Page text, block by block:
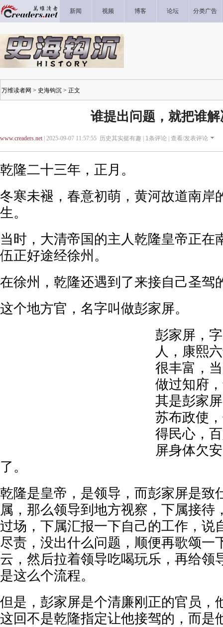
新闻 视频 博客 论坛 分类广告
万维读者网 > 史海钩沉 > 正文
谁提出问题，就把谁解
www.creaders.net| 2025-09-07 11:57:55 历史其实挺有趣 | 1条评论 | 查看/发表评论
乾隆二十三年，正月。
冬寒未褪，春意初萌，黄河故道南岸
生。
当时，大清帝国的主人乾隆皇帝正在
伍正好途经徐州。
在徐州，乾隆还遇到了来接自己圣驾
这个地方官，名字叫做彭家屏。
彭家屏，
人，康熙
很丰富，
做过知府
其是彭家
苏布政使
得民心，
屏身体欠
了。
乾隆是皇帝，是领导，而彭家屏是致
属，那么领导到地方视察，下属接待
过场，下属汇报一下自己的工作，说
尽责，没出什么问题，顺便再歌颂一
云，然后拉着领导吃喝玩乐，再给领
是这么个流程。
但是，彭家屏是个清廉刚正的官员，
这回不是乾隆指定让他接驾的，而是